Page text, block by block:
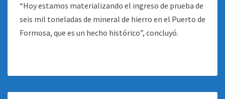
“Hoy estamos materializando el ingreso de prueba de
seis mil toneladas de mineral de hierro en el Puerto de
Formosa, que es un hecho histórico”, concluyó.